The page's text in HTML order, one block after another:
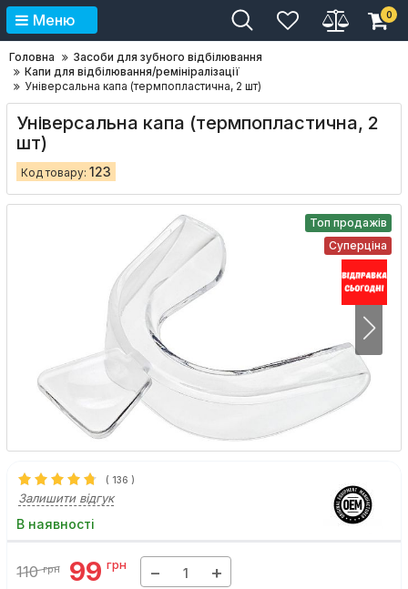
Меню 0
Головна
Засоби для зубного відбілювання
Капи для відбілювання/ремініралізації
Універсальна капа (термпопластична, 2 шт)
Універсальна капа (термпопластична, 2
шт)
Код товару: 123
Топ продажів
Суперціна
( 136 )
Залишити відгук
В наявності
110 грн 99 грн − +